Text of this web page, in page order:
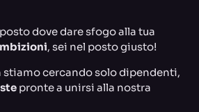
dove dare sfogo alla tua
, sei nel posto giusto!
stiamo cercando solo dipendenti,
pronte a unirsi alla nostra